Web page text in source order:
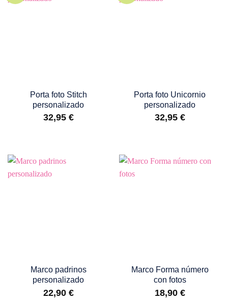
Porta foto Stitch
personalizado
32,95 €
Porta foto Unicornio
personalizado
32,95 €
Marco padrinos
personalizado
22,90 €
Marco Forma número
con fotos
18,90 €